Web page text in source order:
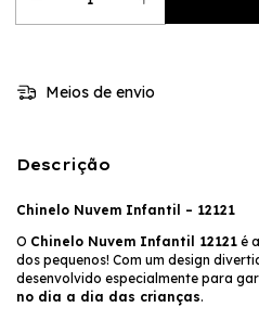
Meios de envio
Descrição
Chinelo Nuvem Infantil – 12121
O Chinelo Nuvem Infantil 12121 é
dos pequenos! Com um design
desenvolvido especialmente para
no dia a dia das crianças.